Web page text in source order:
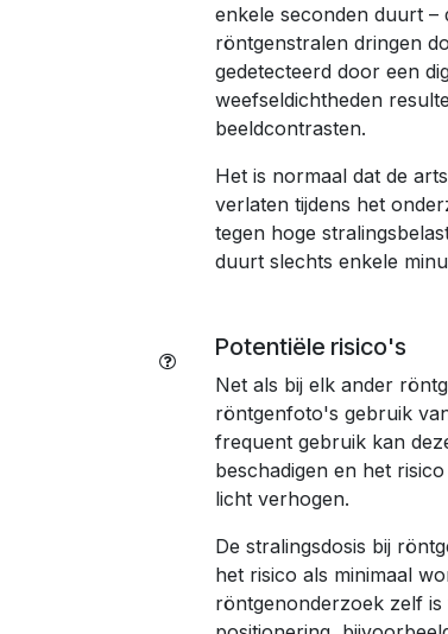
enkele seconden duurt –
röntgenstralen dringen
gedetecteerd door een
weefseldichtheden
beeldcontrasten.
Het is normaal dat de
verlaten tijdens het
tegen hoge
duurt slechts enkele
Potentiële risico's
Net als bij elk ander
röntgenfoto's gebruik
frequent gebruik kan
beschadigen en het
licht verhogen.
De stralingsdosis bij
het risico als minimaal
röntgenonderzoek zelf is